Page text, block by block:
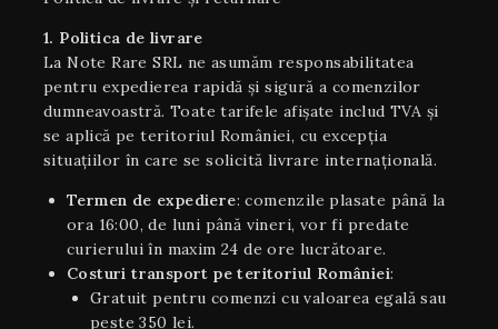
1. Politica de livrare
La Note Rare SRL ne asumăm responsabilitatea
pentru expedierea rapidă și sigură a comenzilor
dumneavoastră. Toate tarifele afișate includ TVA și
se aplică pe teritoriul României, cu excepția
situaţiilor în care se solicită livrare internaţională.
Termen de expediere: comenzile plasate până la
ora 16:00, de luni până vineri, vor fi predate
curierului în maxim 24 de ore lucrătoare.
Costuri transport pe teritoriul României:
Gratuit pentru comenzi cu valoarea egală sau
peste 350 lei.